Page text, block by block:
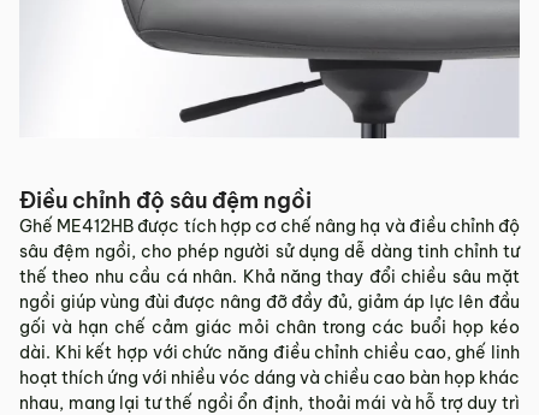
Điều chỉnh độ sâu đệm ngồi
Ghế ME412HB được tích hợp cơ chế nâng hạ và điều chỉnh độ
sâu đệm ngồi, cho phép người sử dụng dễ dàng tinh chỉnh tư
thế theo nhu cầu cá nhân. Khả năng thay đổi chiều sâu mặt
ngồi giúp vùng đùi được nâng đỡ đầy đủ, giảm áp lực lên đầu
gối và hạn chế cảm giác mỏi chân trong các buổi họp kéo
dài. Khi kết hợp với chức năng điều chỉnh chiều cao, ghế linh
hoạt thích ứng với nhiều vóc dáng và chiều cao bàn họp khác
nhau, mang lại tư thế ngồi ổn định, thoải mái và hỗ trợ duy trì